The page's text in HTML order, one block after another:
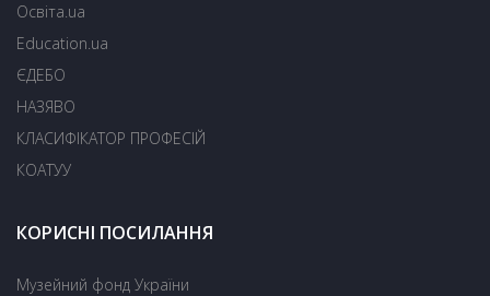
Освіта.ua
Education.ua
ЄДЕБО
НАЗЯВО
КЛАСИФІКАТОР ПРОФЕСІЙ
КОАТУУ
КОРИСНІ ПОСИЛАННЯ
Музейний фонд України